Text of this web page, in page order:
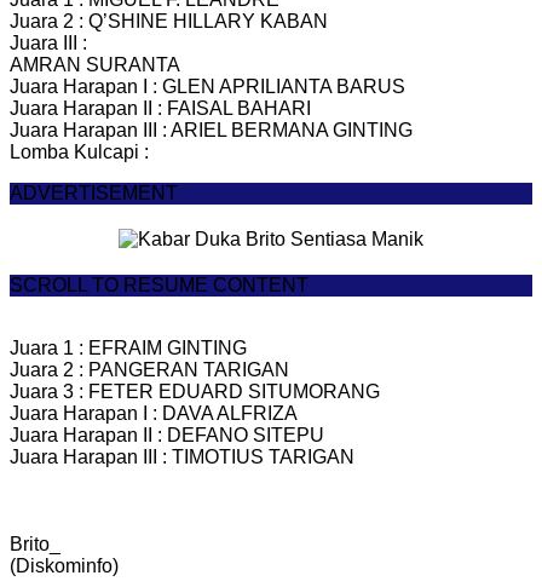
Juara 2 : Q’SHINE HILLARY KABAN
Juara III :
AMRAN SURANTA
Juara Harapan I : GLEN APRILIANTA BARUS
Juara Harapan II : FAISAL BAHARI
Juara Harapan III : ARIEL BERMANA GINTING
Lomba Kulcapi :
ADVERTISEMENT
SCROLL TO RESUME CONTENT
Juara 1 : EFRAIM GINTING
Juara 2 : PANGERAN TARIGAN
Juara 3 : FETER EDUARD SITUMORANG
Juara Harapan I : DAVA ALFRIZA
Juara Harapan II : DEFANO SITEPU
Juara Harapan III : TIMOTIUS TARIGAN
Brito_
(Diskominfo)